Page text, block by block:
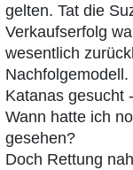
gelten. Tat die
Verkaufserfolg
wesentlich
Katanas gesucht
Wann hatte ich
gesehen?
Doch Rettung